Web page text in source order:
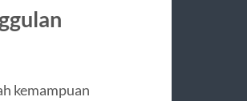
kemampuan